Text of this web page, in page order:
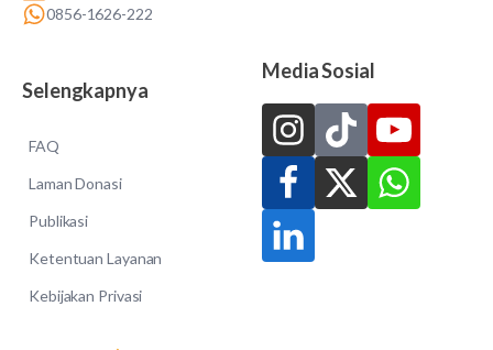
0856-1626-222
Selengkapnya
FAQ
Laman Donasi
Publikasi
Ketentuan Layanan
Kebijakan Privasi
Media Sosial